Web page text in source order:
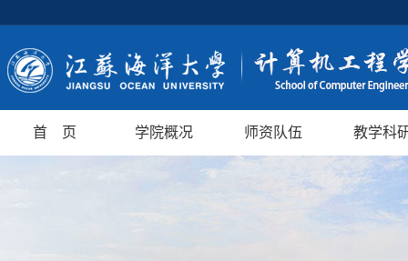
首 页 学院概况 师资队伍 教学科